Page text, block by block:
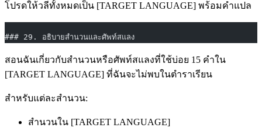
โปรดให้วลีทั้งหมดเป็น [TARGET LANGUAGE] พร้อมคำแปล
### 29. อธิบายสำนวนและศัพท์สแลง
สอนฉันเกี่ยวกับสำนวนหรือศัพท์สแลงที่ใช้บ่อย 15 คำใน
[TARGET LANGUAGE] ที่ฉันจะไม่พบในตำราเรียน
สำหรับแต่ละสำนวน:
สำนวนใน [TARGET LANGUAGE]